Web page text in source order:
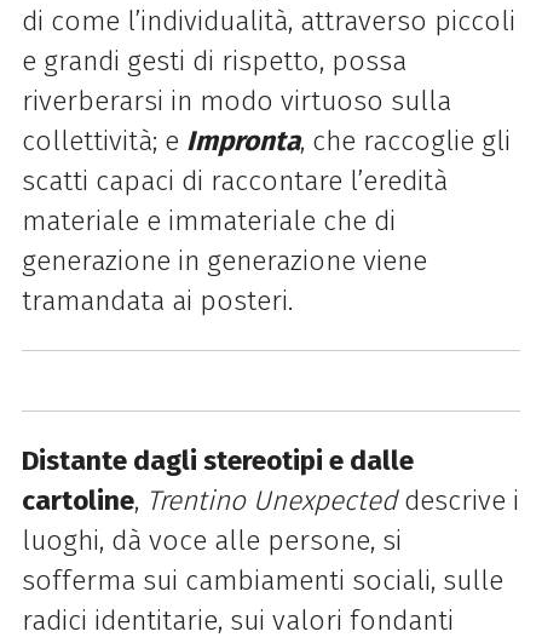
di come l’individualità, attraverso piccoli
e grandi gesti di rispetto, possa
riverberarsi in modo virtuoso sulla
collettività; e Impronta, che raccoglie gli
scatti capaci di raccontare l’eredità
materiale e immateriale che di
generazione in generazione viene
tramandata ai posteri.
Distante dagli stereotipi e dalle
cartoline, Trentino Unexpecteddescrive i
luoghi, dà voce alle persone, si
sofferma sui cambiamenti sociali, sulle
radici identitarie, sui valori fondanti